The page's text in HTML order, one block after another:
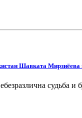
Шавката
судьба